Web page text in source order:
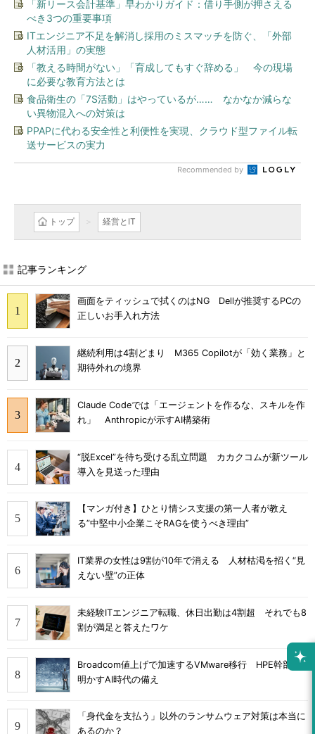
「新リース会計基準」早わかりガイド：借り手側が押さえる
べき3つの重要事項
ITエンジニア不足を解消し採用のミスマッチを防ぐ、「外部
人材活用」の実態
「教える時間がない」「育成してもすぐ辞める」 今の現場
に必要な教育方法とは
食品衛生の「7S活動」はやっているが…… なかなか減らな
い異物混入への対策は
PPAPに代わる安全性と利便性を実現、クラウド型ファイル転
送サービスの実力
Recommended by
トップ 経営とIT
記事ランキング
画面をティッシュで拭くのはNG Dellが推奨するPCの
正しいお手入れ方法
継続利用は4割どまり M365 Copilotが「効く業務」と
期待外れの境界
Claude Codeでは「エージェントを作るな、スキルを作
れ」 Anthropicが示すAI構築術
“脱Excel”を待ち受ける乱立問題 カカクコムが新ツール
導入を見送った理由
【マンガ付き】ひとり情シス支援の第一人者が教え
る”中堅中小企業こそRAGを使うべき理由”
IT業界の女性は9割が10年で消える 人材枯渇を招く“見
えない壁”の正体
未経験ITエンジニア転職、休日出勤は4割超 それでも8
割が満足と答えたワケ
Broadcom値上げで加速するVMware移行 HPE幹部が
明かすAI時代の備え
「身代金を支払う」以外のランサムウェア対策は本当に
あるのか？